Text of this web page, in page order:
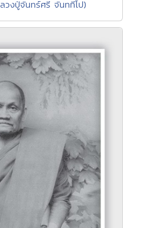
วงปู่จันทร์ศรี จันททีโป)